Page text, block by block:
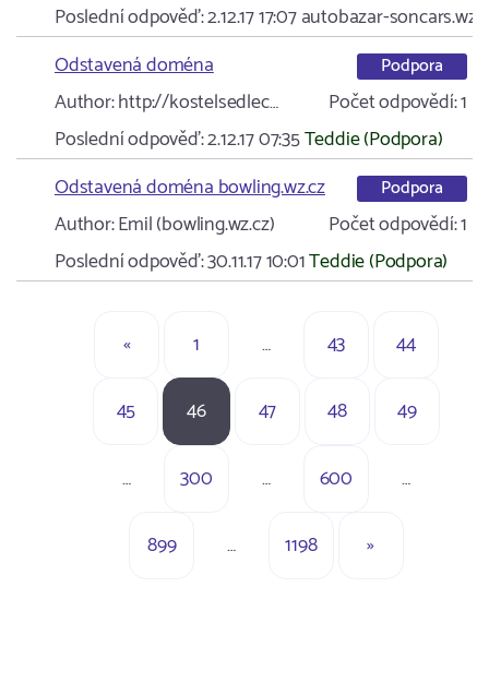
Poslední odpověď:2.12.17 17:07autobazar-
Odstavená doména
Podpora
Author:http://kostelsedlec… Počet odpovědí:1
Poslední odpověď:2.12.17 07:35Teddie (Podpora)
Odstavená doména bowling.wz.cz
Podpora
Author:Emil (bowling.wz.cz) Počet odpovědí:1
Poslední odpověď:30.11.17 10:01Teddie (Podpora)
« 1 … 43 44
45 46 47 48 49
… 300 … 600 …
899 … 1198 »